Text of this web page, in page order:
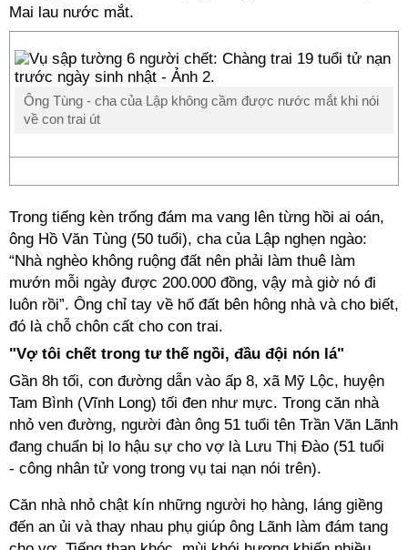
Mai lau nước mắt.
Ông Tùng - cha của Lập không cầm được nước mắt khi nói
về con trai út
Trong tiếng kèn trống đám ma vang lên từng hồi ai oán,
ông Hồ Văn Tùng (50 tuổi), cha của Lập nghẹn ngào:
“Nhà nghèo không ruộng đất nên phải làm thuê làm
mướn mỗi ngày được 200.000 đồng, vậy mà giờ nó đi
luôn rồi”. Ông chỉ tay về hố đất bên hông nhà và cho biết,
đó là chỗ chôn cất cho con trai.
"Vợ tôi chết trong tư thế ngồi, đầu đội nón lá"
Gần 8h tối, con đường dẫn vào ấp 8, xã Mỹ Lộc, huyện
Tam Bình (Vĩnh Long) tối đen như mực. Trong căn nhà
nhỏ ven đường, người đàn ông 51 tuổi tên Trần Văn Lãnh
đang chuẩn bị lo hậu sự cho vợ là Lưu Thị Đào (51 tuổi
- công nhân tử vong trong vụ tai nạn nói trên).
Căn nhà nhỏ chật kín những người họ hàng, láng giềng
đến an ủi và thay nhau phụ giúp ông Lãnh làm đám tang